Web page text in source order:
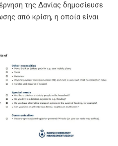
της Δανίας δημοσίευσε
από κρίση, η οποία είναι